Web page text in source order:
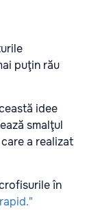
puţin rău
idee
smalţul
a realizat
în